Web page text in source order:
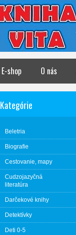
E-shop O nás
Kategórie
Beletria
Biografie
Cestovanie, mapy
Cudzojazyčná
literatúra
Darčekové knihy
Detektívky
Deti 0-5